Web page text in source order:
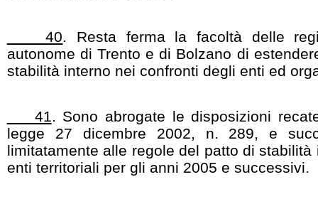
40. Resta ferma la facoltà delle
autonome di Trento e di Bolzano di
stabilità interno nei confronti degli enti ed
41. Sono abrogate le disposizioni
legge 27 dicembre 2002, n. 289, e
limitatamente alle regole del patto di
enti territoriali per gli anni 2005 e successivi.